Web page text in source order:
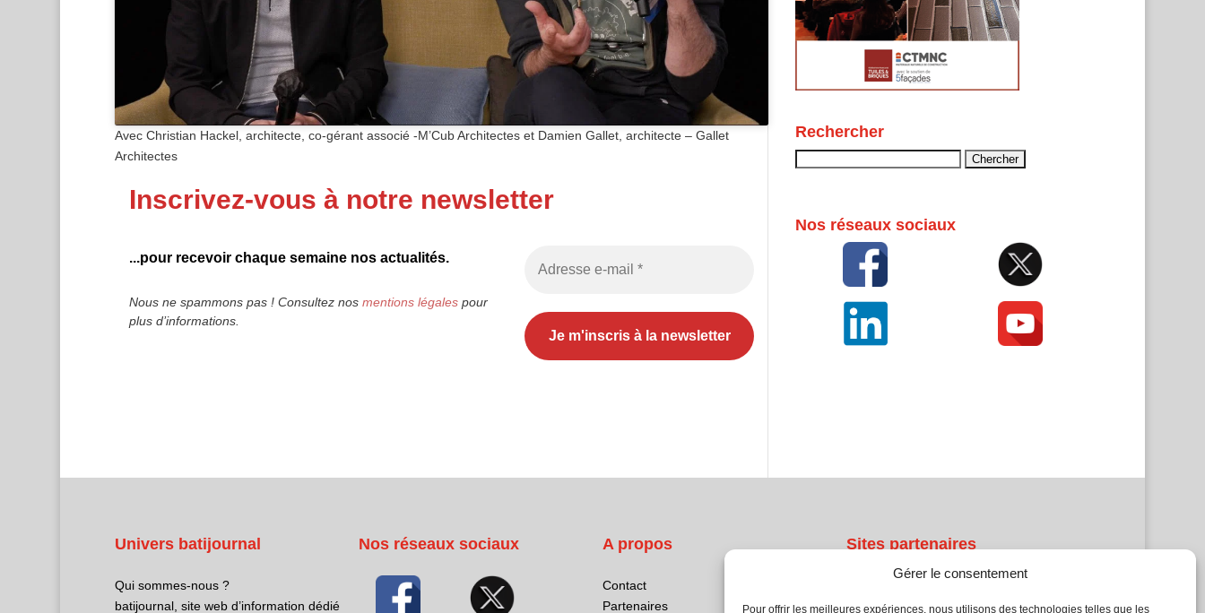
Gérer le consentement
Pour offrir les meilleures expériences, nous utilisons des technologies telles que les
Avec Christian Hackel, architecte, co-gérant associé -M’Cub Architectes et Damien Gallet, architecte – Gallet
Architectes
Inscrivez-vous à notre newsletter
...pour recevoir chaque semaine nos actualités.
Nous ne spammons pas ! Consultez nos mentions légalespour
plus d’informations.
Rechercher
Nos réseaux sociaux
Univers batijournal
Qui sommes-nous ?
batijournal, site web d’information dédié
Nos réseaux sociaux A propos
Contact
Partenaires
Sites partenaires
Atrium Patrimoine